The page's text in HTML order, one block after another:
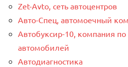
Zet-Avto, сеть автоцентров
Авто-Спец, автомоечный
Автобуксир-10, компания по
автомобилей
Автодиагностика